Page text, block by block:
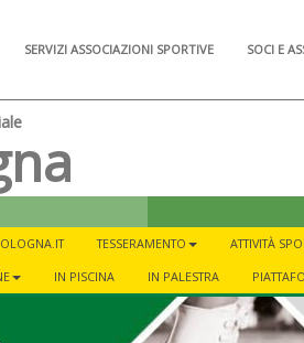
SERVIZI ASSOCIAZIONI SPORTIVE SOCI E
TESSERAMENTO ATTIVITÀ
IN PISCINA IN PALESTRA